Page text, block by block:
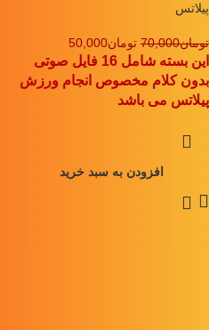
پیلاتس
تومان70,000 تومان50,000
این بسته شامل 16 فایل صوتی
بدون کلام مخصوص انجام ورزش
پیلاتس می باشد
افزودن به سبد خرید